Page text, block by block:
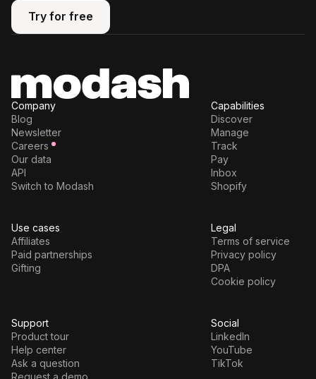
Try for free
Try for free
Company
Blog
Newsletter
Careers
Our data
API
Switch to Modash
Capabilities
Discover
Manage
Track
Pay
Inbox
Shopify
Use cases
Affiliates
Paid partnerships
Gifting
Legal
Terms of service
Privacy policy
DPA
Cookie policy
Support
Product tour
Help center
Ask a question
Social
LinkedIn
YouTube
TikTok